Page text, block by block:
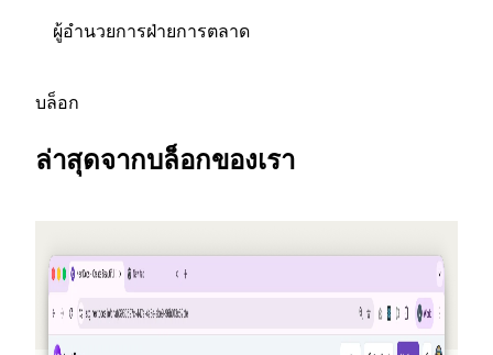
ผู้อำนวยการฝ่ายการตลาด
บล็อก
ล่าสุดจากบล็อกของเรา
เชิญเพื่อนใช้งาน รับเครดิต — NextDocs v1.10